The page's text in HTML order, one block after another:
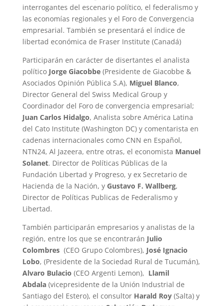
interrogantes del escenario político, el federalismo y
las economías regionales y el Foro de Convergencia
empresarial. También se presentará el índice de
libertad económica de Fraser Institute (Canadá)
Participarán en carácter de disertantes el analista
político Jorge Giacobbe(Presidente de Giacobbe &
Asociados Opinión Pública S.A), Miguel Blanco,
Director General del Swiss Medical Group y
Coordinador del Foro de convergencia empresarial;
Juan Carlos Hidalgo, Analista sobre América Latina
del Cato Institute (Washington DC) y comentarista en
cadenas internacionales como CNN en Español,
NTN24, Al Jazeera, entre otras, el economista Manuel
Solanet. Director de Políticas Públicas de la
Fundación Libertad y Progreso, y ex Secretario de
Hacienda de la Nación, y Gustavo F. Wallberg,
Director de Políticas Publicas de Federalismo y
Libertad.
También participarán empresarios y analistas de la
región, entre los que se encontrarán Julio
Colombres(CEO Grupo Colombres), José Ignacio
Lobo, (Presidente de la Sociedad Rural de Tucumán),
Alvaro Bulacio (CEO Argenti Lemon), Llamil
Abdala(vicepresidente de la Unión Industrial de
Santiago del Estero), el consultor Harald Roy(Salta) y